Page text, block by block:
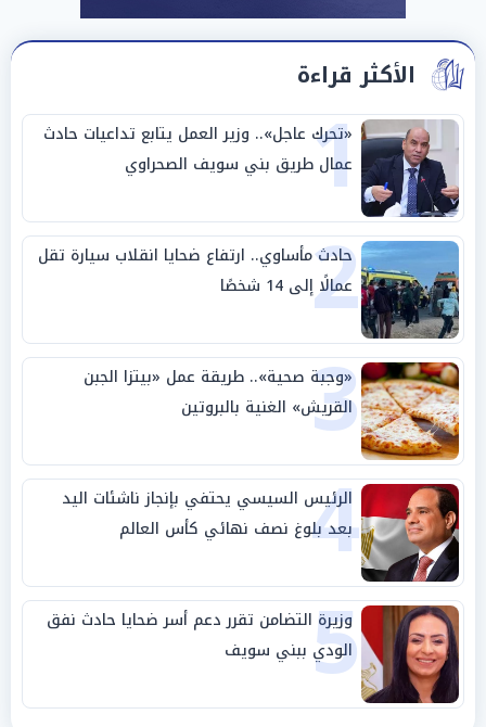
الأكثر قراءة
1
«تحرك عاجل».. وزير العمل يتابع تداعيات حادث
عمال طريق بني سويف الصحراوي
2
حادث مأساوي.. ارتفاع ضحايا انقلاب سيارة تقل
عمالًا إلى 14 شخصًا
3
«وجبة صحية».. طريقة عمل «بيتزا الجبن
القريش» الغنية بالبروتين
4
الرئيس السيسي يحتفي بإنجاز ناشئات اليد
بعد بلوغ نصف نهائي كأس العالم
5
وزيرة التضامن تقرر دعم أسر ضحايا حادث نفق
الودي ببني سويف